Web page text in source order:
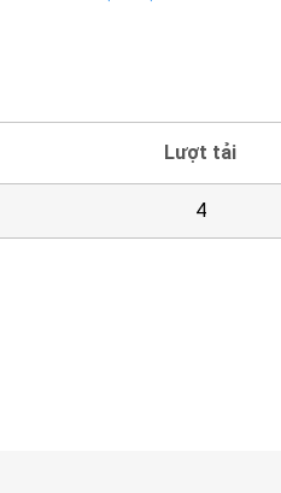
Lượt tải
4